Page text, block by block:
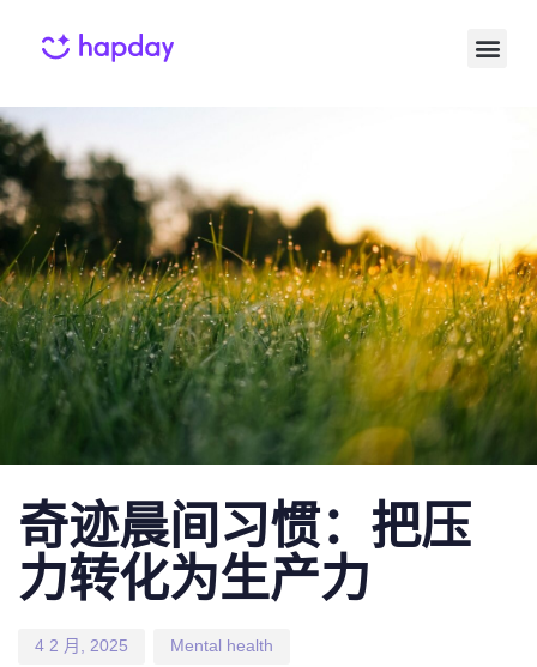
奇迹晨间习惯：把压
力转化为生产力
on:
4 2 月, 2025 Mental health